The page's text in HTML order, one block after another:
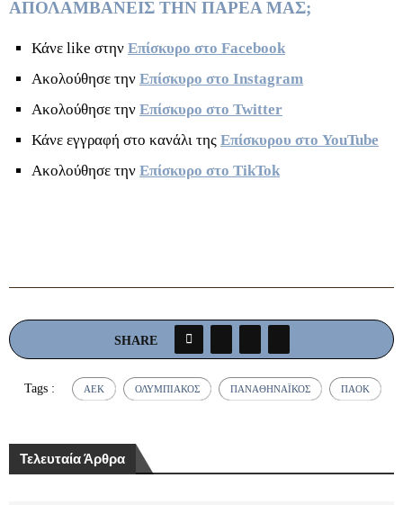
ΑΠΟΛΑΜΒΑΝΕΙΣ ΤΗΝ ΠΑΡΕΑ ΜΑΣ;
Κάνε like στην Επίσκυρο στο Facebook
Ακολούθησε την Επίσκυρο στο Instagram
Ακολούθησε την Επίσκυρο στο Twitter
Κάνε εγγραφή στο κανάλι της Επίσκυρου στο YouTube
Ακολούθησε την Επίσκυρο στο TikTok
SHARE
Tags : ΆΕΚ ΟΛΥΜΠΙΑΚΌΣ ΠΑΝΑΘΗΝΑΪΚΌΣ ΠΑΟΚ
Τελευταία Άρθρα